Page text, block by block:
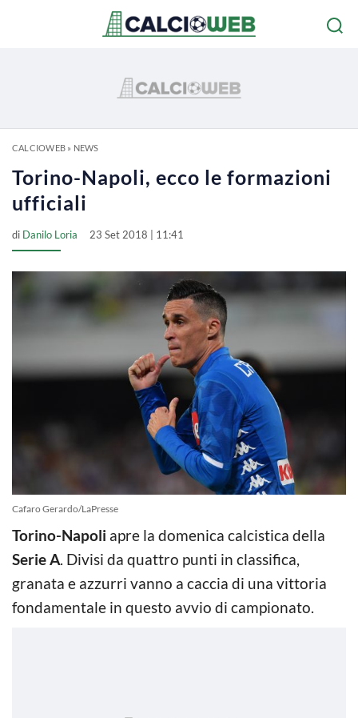
CALCIOWEB» NEWS
Torino-Napoli, ecco le formazioni
ufficiali
di Danilo Loria 23 Set 2018 | 11:41
Cafaro Gerardo/LaPresse
Torino-Napoli apre la domenica calcistica della
Serie A. Divisi da quattro punti in classifica,
granata e azzurri vanno a caccia di una vittoria
fondamentale in questo avvio di campionato.